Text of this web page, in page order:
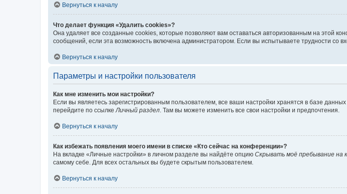
Вернуться к началу
Что делает функция «Удалить cookies»?
Она удаляет все созданные cookies, которые позволяют вам оставаться авторизованным на этой
сообщений, если эта возможность включена администратором. Если вы испытываете трудности
Вернуться к началу
Параметры и настройки пользователя
Как мне изменить мои настройки?
Если вы являетесь зарегистрированным пользователем, все ваши настройки хранятся в базе
перейдите по ссылке Личный раздел . Там вы можете изменить все свои настройки и предпочтения.
Вернуться к началу
Как избежать появления моего имени в списке «Кто сейчас на конференции»?
На вкладке «Личные настройки» в личном разделе вы найдёте опцию Скрывать моё пребывание на
самому себе. Для всех остальных вы будете скрытым пользователем.
Вернуться к началу